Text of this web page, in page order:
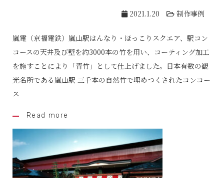
2021.1.20 制作事例
嵐電（京福電鉄）嵐山駅はんなり・ほっこりスクエア、駅コン
コースの天井及び壁を約3000本の竹を用い、コーティング加工
を施すことにより「青竹」として仕上げました。日本有数の観
光名所である嵐山駅 三千本の自然竹で埋めつくされたコンコー
ス
Read more